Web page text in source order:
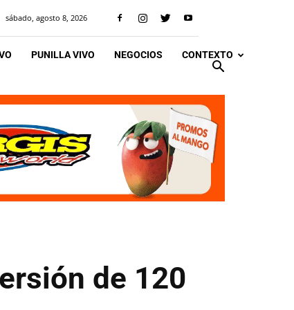
sábado, agosto 8, 2026
PUNILLA VIVO NEGOCIOS CONTEXTO
de 120